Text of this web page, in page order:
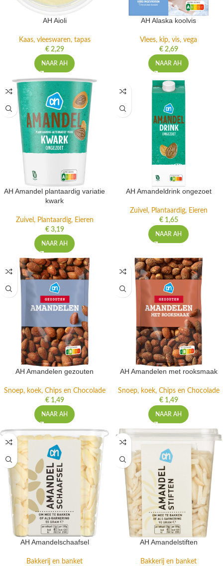
AH Aioli
Kaas, vleeswaren, tapas
€2,29
NAAR AH
AH Alaska koolvis
Vlees, kip, vis, vega
€2,69
NAAR AH
AH Amandel plantaardig variatie
kwark
Zuivel, Plantaardig, Eieren
€3,19
NAAR AH
AH Amandeldrink ongezoet
Zuivel, Plantaardig, Eieren
€1,65
NAAR AH
AH Amandelen gezouten
Snoep, koek, Chips en Chocolade
€1,49
NAAR AH
AH Amandelen met rooksmaak
Snoep, koek, Chips en Chocolade
€1,49
NAAR AH
AH Amandelschaafsel
Bakkerij en banket
AH Amandelstiften
Bakkerij en banket